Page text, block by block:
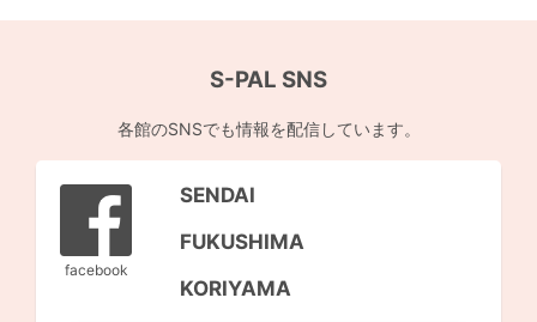
S-PAL SNS
各館のSNSでも情報を配信しています。
facebook
SENDAI
FUKUSHIMA
KORIYAMA